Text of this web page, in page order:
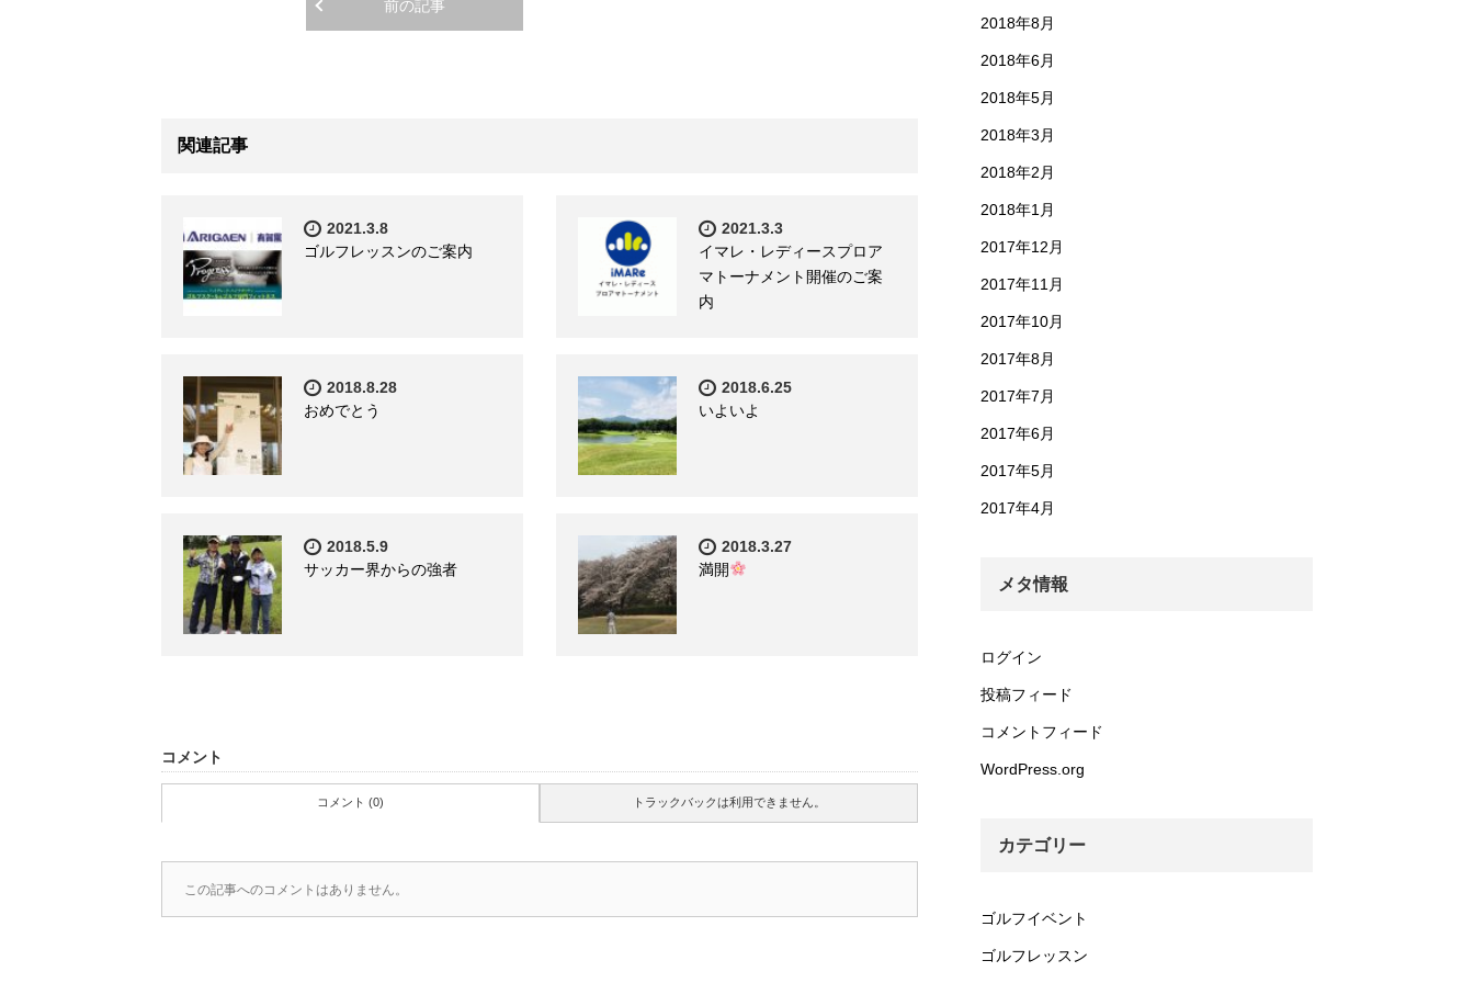
前の記事
関連記事
2021.3.8
ゴルフレッスンのご案内
2021.3.3
イマレ・レディースプロア
マトーナメント開催のご案
内
2018.8.28
おめでとう
2018.6.25
いよいよ
2018.5.9
サッカー界からの強者
2018.3.27
満開
コメント
コメント (0) トラックバックは利用できません。
この記事へのコメントはありません。
2018年8月
2018年6月
2018年5月
2018年3月
2018年2月
2018年1月
2017年12月
2017年11月
2017年10月
2017年8月
2017年7月
2017年6月
2017年5月
2017年4月
メタ情報
ログイン
投稿フィード
コメントフィード
WordPress.org
カテゴリー
ゴルフイベント
ゴルフレッスン